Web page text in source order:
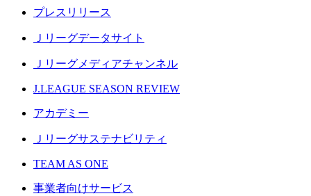
プレスリリース
Ｊリーグデータサイト
Ｊリーグメディアチャンネル
J.LEAGUE SEASON REVIEW
アカデミー
Ｊリーグサステナビリティ
TEAM AS ONE
事業者向けサービス